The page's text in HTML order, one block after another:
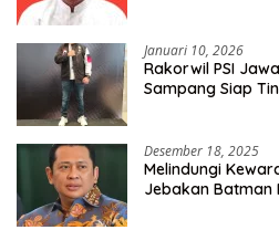
Januari 10, 2026
Rakorwil PSI
Sampang Siap
Desember 18, 2025
Melindungi
Jebakan Batman